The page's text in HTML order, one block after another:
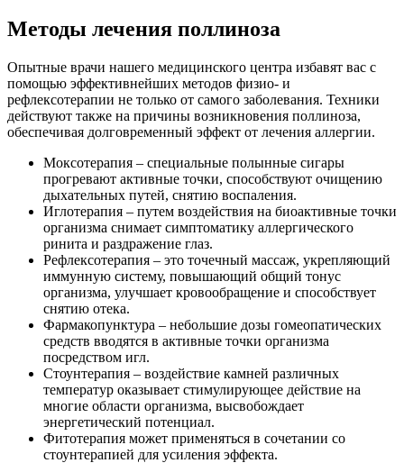
Методы лечения поллиноза
Опытные врачи нашего медицинского центра избавят вас с
помощью эффективнейших методов физио- и
рефлексотерапии не только от самого заболевания. Техники
действуют также на причины возникновения поллиноза,
обеспечивая долговременный эффект от лечения аллергии.
Моксотерапия – специальные полынные сигары
прогревают активные точки, способствуют очищению
дыхательных путей, снятию воспаления.
Иглотерапия – путем воздействия на биоактивные точки
организма снимает симптоматику аллергического
ринита и раздражение глаз.
Рефлексотерапия – это точечный массаж, укрепляющий
иммунную систему, повышающий общий тонус
организма, улучшает кровообращение и способствует
снятию отека.
Фармакопунктура – небольшие дозы гомеопатических
средств вводятся в активные точки организма
посредством игл.
Стоунтерапия – воздействие камней различных
температур оказывает стимулирующее действие на
многие области организма, высвобождает
энергетический потенциал.
Фитотерапия может применяться в сочетании со
стоунтерапией для усиления эффекта.